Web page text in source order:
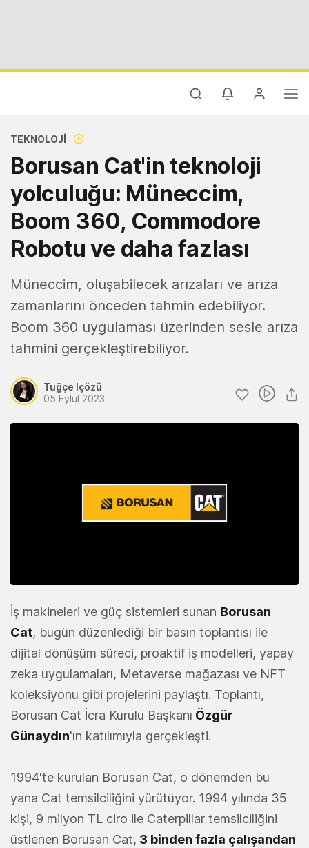
TEKNOLOJI
Borusan Cat'in teknoloji
yolculuğu: Müneccim,
Boom 360, Commodore
Robotu ve daha fazlası
Müneccim, oluşabilecek arızaları ve arıza
zamanlarını önceden tahmin edebiliyor.
Boom 360 uygulaması üzerinden sesle arıza
tahmini gerçekleştirebiliyor.
Tuğçe İçözü
05 Eylül 2023
İş makineleri ve güç sistemleri sunan Borusan
Cat, bugün düzenlediği bir basın toplantısı ile
dijital dönüşüm süreci, proaktif iş modelleri, yapay
zeka uygulamaları, Metaverse mağazası ve NFT
koleksiyonu gibi projelerini paylaştı. Toplantı,
Borusan Cat İcra Kurulu Başkanı Özgür
Günaydın'ın katılımıyla gerçekleşti.
1994'te kurulan Borusan Cat, o dönemden bu
yana Cat temsilciliğini yürütüyor. 1994 yılında 35
kişi, 9 milyon TL ciro ile Caterpillar temsilciliğini
üstlenen Borusan Cat, 3 binden fazla çalışandan